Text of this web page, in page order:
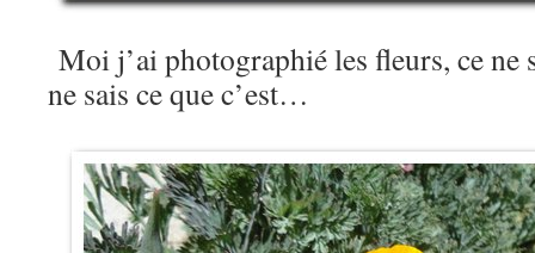
Moi j’ai photographié les fleurs, ce ne
ne sais ce que c’est…